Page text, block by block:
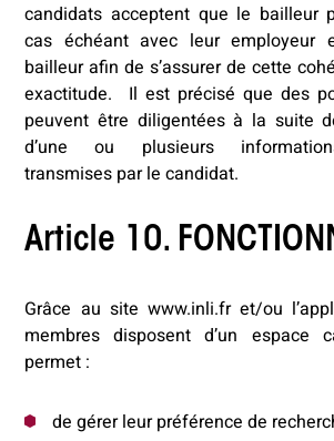
candidats acceptent que le bailleur
cas échéant avec leur employeur
bailleur afin de s’assurer de cette
exactitude. Il est précisé que des
peuvent être diligentées à la suite
d’une ou plusieurs
transmises par le candidat.
Article 10.
Grâce au site www.inli.fr et/ou
membres disposent d’un espace
permet :
de gérer leur préférence de